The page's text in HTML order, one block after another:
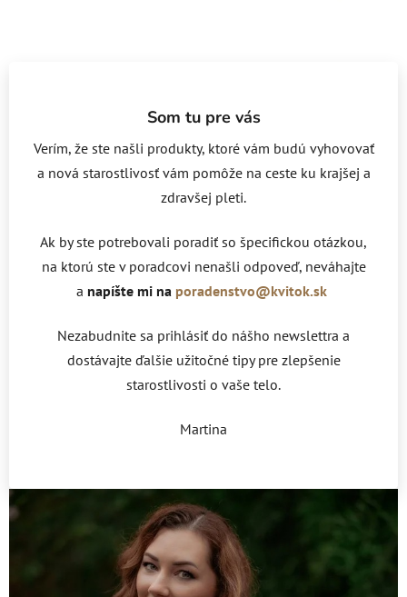
Som tu pre vás
Verím, že ste našli produkty, ktoré vám budú vyhovovať
a nová starostlivosť vám pomôže na ceste ku krajšej a
zdravšej pleti.
Ak by ste potrebovali poradiť so špecifickou otázkou,
na ktorú ste v poradcovi nenašli odpoveď, neváhajte
a napíšte mi na poradenstvo@kvitok.sk
Nezabudnite sa prihlásiť do nášho newslettra a
dostávajte ďalšie užitočné tipy pre zlepšenie
starostlivosti o vaše telo.
Martina